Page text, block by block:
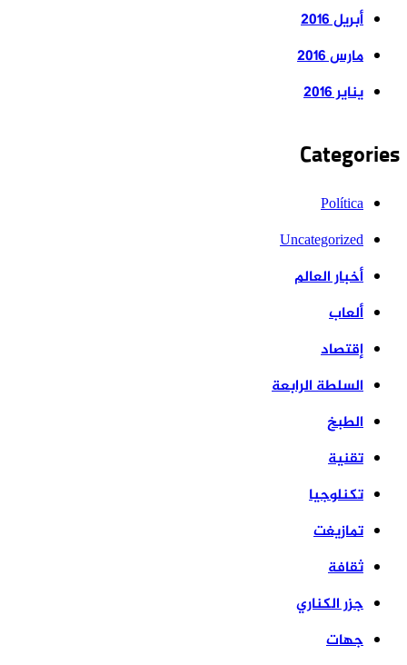
أبريل 2016
مارس 2016
يناير 2016
Política
Uncategorized
أخبار العالم
ألعاب
إقتصاد
السلطة الرابعة
الطبخ
تقنية
تكنلوجيا
تمازيغت
ثقافة
جزر الكناري
جهات